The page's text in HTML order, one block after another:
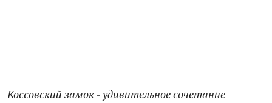
Коссовский замок - удивительное сочетание